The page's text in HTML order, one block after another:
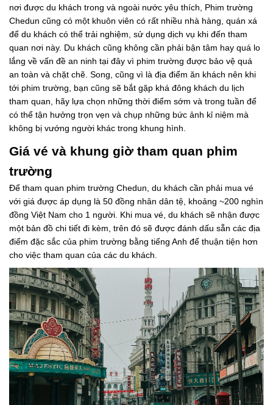
nơi được du khách trong và ngoài nước yêu thích, Phim trường
Chedun cũng có một khuôn viên có rất nhiều nhà hàng, quán xá
để du khách có thể trải nghiệm, sử dụng dịch vụ khi đến tham
quan nơi này. Du khách cũng không cần phải bận tâm hay quá lo
lắng về vấn đề an ninh tại đây vì phim trường được bảo vệ quá
an toàn và chặt chẽ. Song, cũng vì là địa điểm ăn khách nên khi
tới phim trường, bạn cũng sẽ bắt gặp khá đông khách du lịch
tham quan, hãy lựa chọn những thời điểm sớm và trong tuần để
có thể tận hưởng trọn vẹn và chụp những bức ảnh kỉ niệm mà
không bị vướng người khác trong khung hình.
Giá vé và khung giờ tham quan phim
trường
Để tham quan phim trường Chedun, du khách cần phải mua vé
với giá được áp dụng là 50 đồng nhân dân tệ, khoảng ~200 nghìn
đồng Việt Nam cho 1 người. Khi mua vé, du khách sẽ nhận được
một bản đồ chi tiết đi kèm, trên đó sẽ được đánh dấu sẵn các địa
điểm đặc sắc của phim trường bằng tiếng Anh để thuận tiện hơn
cho việc tham quan của các du khách.